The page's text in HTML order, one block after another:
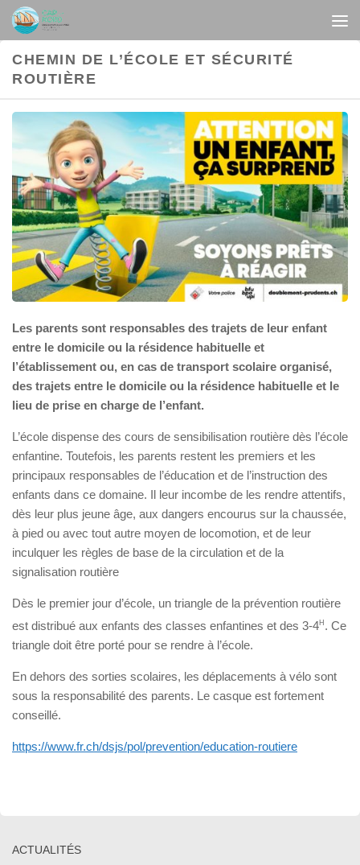
Au dessous du contenu
CHEMIN DE L’ÉCOLE ET SÉCURITÉ
ROUTIÈRE
Les parents sont responsables des trajets de leur enfant
entre le domicile ou la résidence habituelle et
l’établissement ou, en cas de transport scolaire organisé,
des trajets entre le domicile ou la résidence habituelle et le
lieu de prise en charge de l’enfant.
L’école dispense des cours de sensibilisation routière dès l’école
enfantine. Toutefois, les parents restent les premiers et les
principaux responsables de l’éducation et de l’instruction des
enfants dans ce domaine. Il leur incombe de les rendre attentifs,
dès leur plus jeune âge, aux dangers encourus sur la chaussée,
à pied ou avec tout autre moyen de locomotion, et de leur
inculquer les règles de base de la circulation et de la
signalisation routière
Dès le premier jour d’école, un triangle de la prévention routière
est distribué aux enfants des classes enfantines et des 3-4H . Ce
triangle doit être porté pour se rendre à l’école.
En dehors des sorties scolaires, les déplacements à vélo sont
sous la responsabilité des parents. Le casque est fortement
conseillé.
https://www.fr.ch/dsjs/pol/prevention/education-routiere
ACTUALITÉS